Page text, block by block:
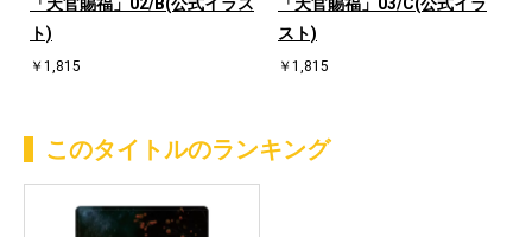
ト)
￥1,815
スト)
￥1,815
このタイトルのランキング